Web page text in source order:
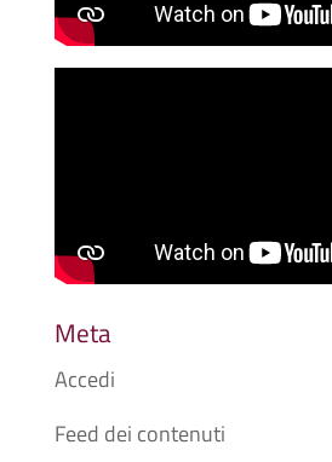
Meta
Accedi
Feed dei contenuti